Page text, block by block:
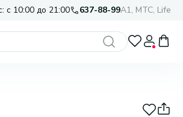
с 10:00 до 21:00 637-88-99A1, МТС, Life